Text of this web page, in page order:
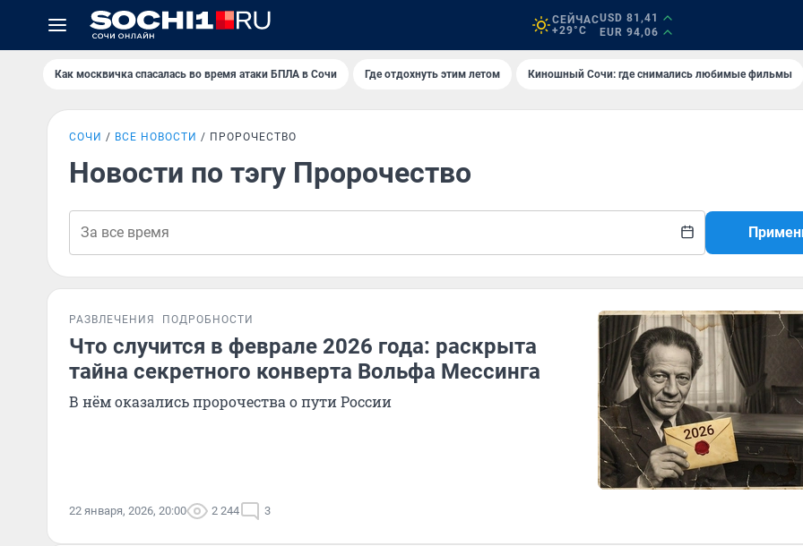
СЕЙЧАС
+29°C
USD 81,41
EUR 94,06
Как москвичка спасалась во время атаки БПЛА в Сочи Где отдохнуть этим летом Киношный Сочи: где снимались любимые фильмы
СОЧИ ВСЕ НОВОСТИ ПРОРОЧЕСТВО
Новости по тэгу Пророчество
РАЗВЛЕЧЕНИЯ ПОДРОБНОСТИ
Что случится в феврале 2026 года: раскрыта
тайна секретного конверта Вольфа Мессинга
В нём оказались пророчества о пути России
22 января, 2026, 20:00 2 244 3